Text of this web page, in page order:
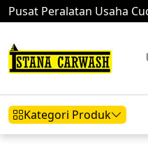
Pusat Peralatan Usaha
Kategori Produk